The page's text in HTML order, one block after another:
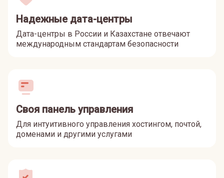
Надежные дата-центры
Дата-центры в России и Казахстане отвечают
международным стандартам безопасности
Своя панель управления
Для интуитивного управления хостингом, почтой,
доменами и другими услугами